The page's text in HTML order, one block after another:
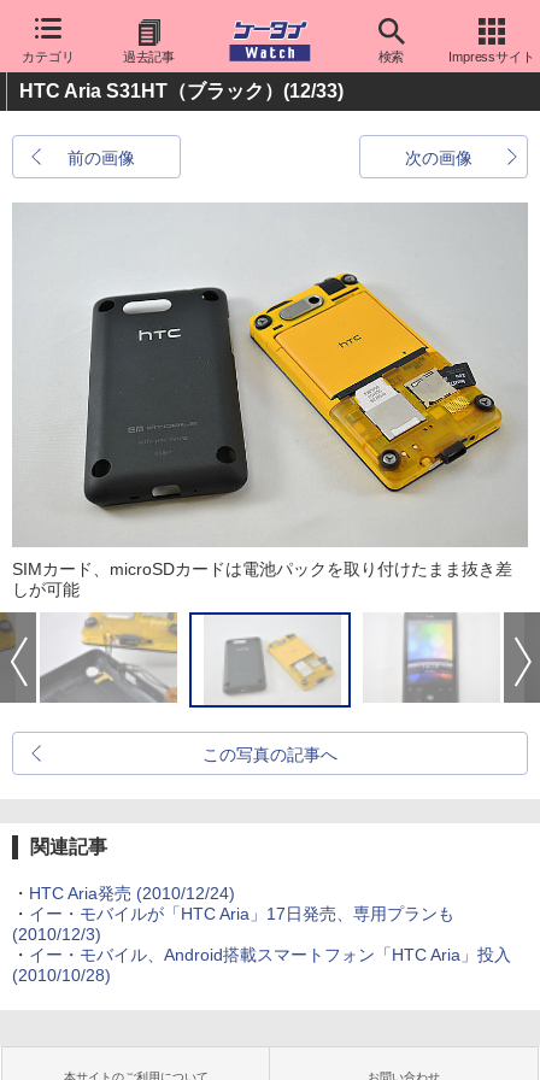
カテゴリ 過去記事 検索 Impressサイト
HTC Aria S31HT（ブラック） (12/33)
前の画像 次の画像
SIMカード、microSDカードは電池パックを取り付けたまま抜き差
しが可能
この写真の記事へ
関連記事
・ HTC Aria発売 (2010/12/24)
・ イー・モバイルが「HTC Aria」17日発売、専用プランも
(2010/12/3)
・ イー・モバイル、Android搭載スマートフォン「HTC Aria」投入
(2010/10/28)
本サイトのご利用について お問い合わせ